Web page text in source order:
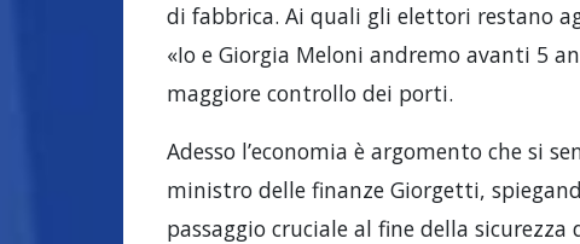
di fabbrica. Ai quali gli elettori restano
«Io e Giorgia Meloni andremo avanti 5
maggiore controllo dei porti.
Adesso l’economia è argomento che si
ministro delle finanze Giorgetti,
passaggio cruciale al fine della